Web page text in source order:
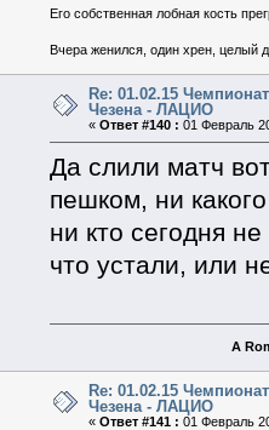
Его собственная лобная кость
Вчера женился, один хрен, целый
Re: 01.02.15
Чезена - ЛАЦИО
«Ответ #140 : 01 Февраль
Да слили матч
пешком, ни
ни кто сегодня
что устали, или
A
Re: 01.02.15
Чезена - ЛАЦИО
«Ответ #141 : 01 Февраль